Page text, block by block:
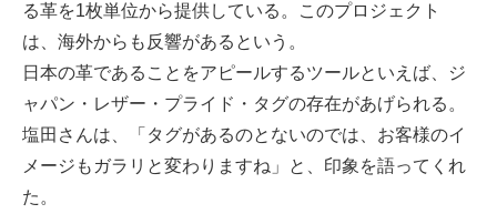
る革を1枚単位から提供している。このプロジェクト
は、海外からも反響があるという。
日本の革であることをアピールするツールといえば、ジ
ャパン・レザー・プライド・タグの存在があげられる。
塩田さんは、「タグがあるのとないのでは、お客様のイ
メージもガラリと変わりますね」と、印象を語ってくれ
た。